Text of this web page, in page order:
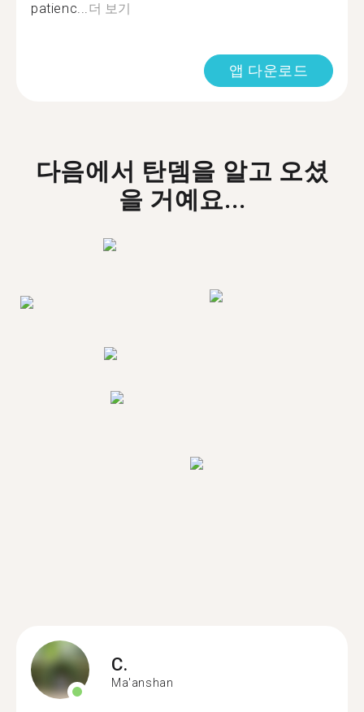
patienc...더 보기
앱 다운로드
다음에서 탄뎀을 알고 오셨
을 거예요...
C.
Ma'anshan